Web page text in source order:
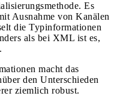
Es
Ausnahme von Kanälen
die Typinformationen
als bei XML ist es,
macht das
den Unterschieden
ziemlich robust.